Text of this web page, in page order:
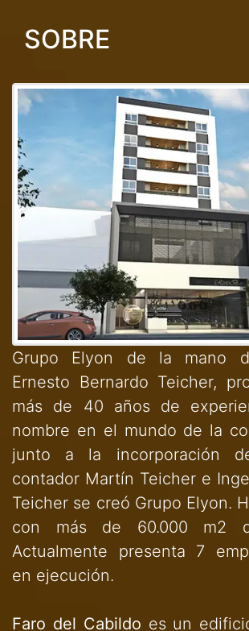
SOBRE
Grupo Elyon de la mano
Ernesto Bernardo Teicher,
más de 40 años de
nombre en el mundo de la
junto a la incorporación
contador Martín Teicher e
Teicher se creó Grupo Elyon.
con más de 60.000 m2
Actualmente presenta 7
en ejecución.
Faro del Cabildo es un